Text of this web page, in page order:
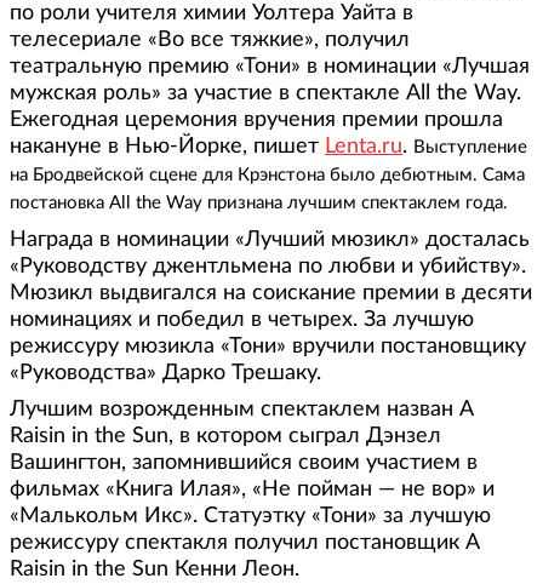
по роли учителя химии Уолтера Уайта в
телесериале «Во все тяжкие», получил
театральную премию «Тони» в номинации «Лучшая
мужская роль» за участие в спектакле All the Way.
Ежегодная церемония вручения премии прошла
накануне в Нью-Йорке, пишет Lenta.ru. Выступление
на Бродвейской сцене для Крэнстона было дебютным. Сама
постановка All the Way признана лучшим спектаклем года.
Награда в номинации «Лучший мюзикл» досталась
«Руководству джентльмена по любви и убийству».
Мюзикл выдвигался на соискание премии в десяти
номинациях и победил в четырех. За лучшую
режиссуру мюзикла «Тони» вручили постановщику
«Руководства» Дарко Трешаку.
Лучшим возрожденным спектаклем назван A
Raisin in the Sun, в котором сыграл Дэнзел
Вашингтон, запомнившийся своим участием в
фильмах «Книга Илая», «Не пойман — не вор» и
«Малькольм Икс». Статуэтку «Тони» за лучшую
режиссуру спектакля получил постановщик A
Raisin in the Sun Кенни Леон.